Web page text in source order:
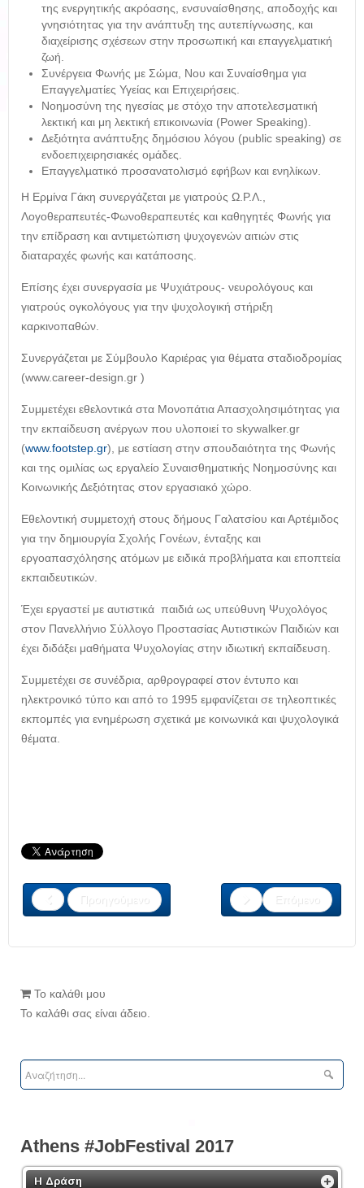
της ενεργητικής ακρόασης, ενσυναίσθησης, αποδοχής και
γνησιότητας για την ανάπτυξη της αυτεπίγνωσης, και
διαχείρισης σχέσεων στην προσωπική και επαγγελµατική
ζωή.
Συνέργεια Φωνής με Σώμα, Νου και Συναίσθημα για
Επαγγελματίες Υγείας και Επιχειρήσεις.
Νοημοσύνη της ηγεσίας με στόχο την αποτελεσματική
λεκτική και μη λεκτική επικοινωνία (Power Speaking).
Δεξιότητα ανάπτυξης δημόσιου λόγου (public speaking) σε
ενδοεπιχειρησιακές ομάδες.
Επαγγελµατικό προσανατολισµό εφήβων και ενηλίκων.
Η Ερμίνα Γάκη συνεργάζεται με γιατρούς Ω.Ρ.Λ.,
Λογοθεραπευτές-Φωνοθεραπευτές και καθηγητές Φωνής για
την επίδραση και αντιμετώπιση ψυχογενών αιτιών στις
διαταραχές φωνής και κατάποσης.
Επίσης έχει συνεργασία με Ψυχιάτρους- νευρολόγους και
γιατρούς ογκολόγους για την ψυχολογική στήριξη
καρκινοπαθών.
Συνεργάζεται με Σύμβουλο Καριέρας για θέματα σταδιοδρομίας
(www.career-design.gr )
Συμμετέχει εθελοντικά στα Μονοπάτια Απασχολησιµότητας για
την εκπαίδευση ανέργων που υλοποιεί το skywalker.gr
(www.footstep.gr), με εστίαση στην σπουδαιότητα της Φωνής
και της ομιλίας ως εργαλείο Συναισθηματικής Νοημοσύνης και
Κοινωνικής Δεξιότητας στον εργασιακό χώρο.
Εθελοντική συμμετοχή στους δήμους Γαλατσίου και Αρτέμιδος
για την δημιουργία Σχολής Γονέων, ένταξης και
εργοαπασχόλησης ατόμων με ειδικά προβλήματα και εποπτεία
εκπαιδευτικών.
Έχει εργαστεί με αυτιστικά παιδιά ως υπεύθυνη Ψυχολόγος
στον Πανελλήνιο Σύλλογο Προστασίας Αυτιστικών Παιδιών και
έχει διδάξει μαθήματα Ψυχολογίας στην ιδιωτική εκπαίδευση.
Συμμετέχει σε συνέδρια, αρθρογραφεί στον έντυπο και
ηλεκτρονικό τύπο και από το 1995 εμφανίζεται σε τηλεοπτικές
εκπομπές για ενημέρωση σχετικά με κοινωνικά και ψυχολογικά
θέματα.
Προηγούμενο Επόμενο
Το καλάθι μου
Το καλάθι σας είναι άδειο.
Athens #JobFestival 2017
Η Δράση